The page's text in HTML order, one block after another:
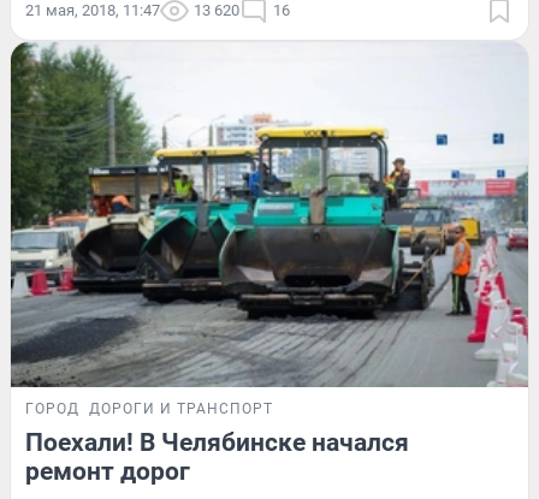
21 мая, 2018, 11:47 13 620 16
ГОРОД ДОРОГИ И ТРАНСПОРТ
Поехали! В Челябинске начался
ремонт дорог